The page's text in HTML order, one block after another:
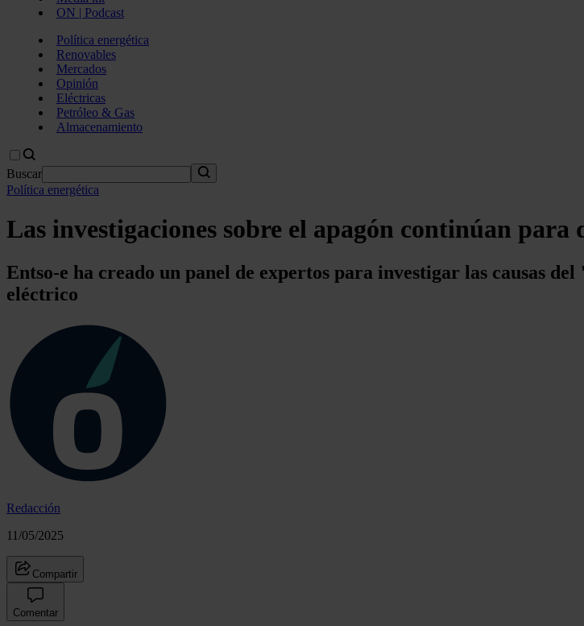
ON | Podcast
Política energética
Renovables
Mercados
Opinión
Eléctricas
Petróleo & Gas
Almacenamiento
Buscar
Política energética
Las investigaciones sobre el apagón continúan para
Entso-e ha creado un panel de expertos para investigar las causas
eléctrico
Redacción
11/05/2025
Compartir
Comentar